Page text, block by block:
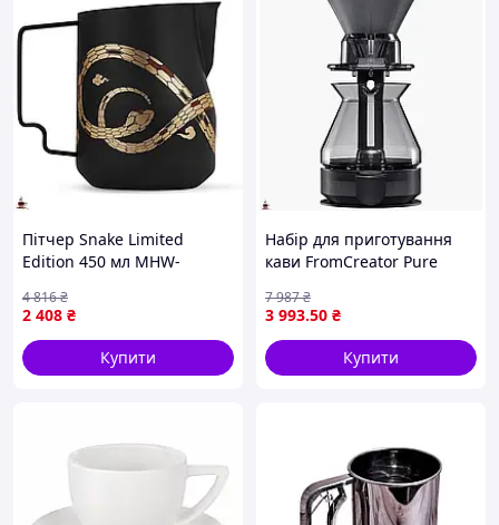
Пітчер Snake Limited
Edition 450 мл MHW-
стильного сервірування
напоїв
2 408 ₴
4 816₴
Купити
Набір для приготування
кави FromCreator Pure
дизайном і якісними
аксесуарами
3 993.50 ₴
7 987₴
Купити